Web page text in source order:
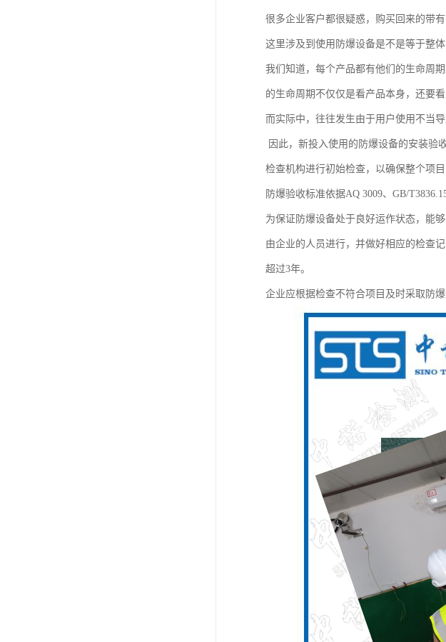
很多企业客户都很疑惑，购买回来的带
这里涉及到使用防爆设备是不是等于整
我们知道，每个产品都有他们的生命周
的生命周期不仅仅是看产品本身，还要
而实际中，往往发生由于用户使用不当
因此，新投入使用的防爆设备的安装验
检查机构进行初始检查，以确保整个项目
防爆验收标准依据AQ 3009、GB/
为保证防爆设备处于良好运作状态，能
由企业的人员进行，并做好相应的检查
超过3年。
企业应根据检查不符合项目及时采取防